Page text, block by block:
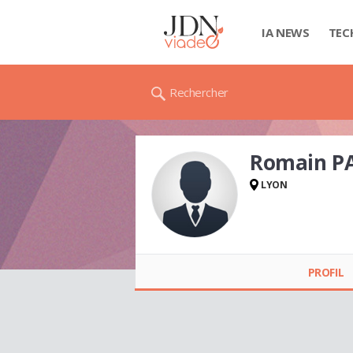
IA NEWS
Rechercher
Romain
LYON
PROFIL